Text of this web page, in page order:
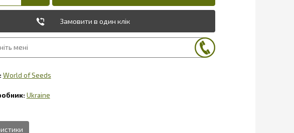
Замовити в один клік
World of Seeds
Ukraine